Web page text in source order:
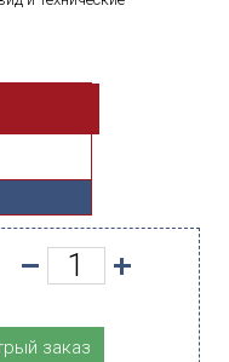
заказ